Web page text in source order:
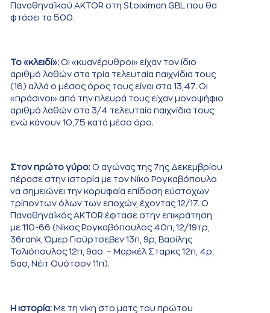
Παναθηναϊκού AKTOR στη Stoiximan GBL που θα
φτάσει τα 500.
Το «κλειδί»: Οι «κυανέρυθροι» είχαν τον ίδιο
αριθμό λαθών στα τρία τελευταία παιχνίδια τους
(16) αλλά ο μέσος όρος τους είναι στα 13,47. Οι
«πράσινοι» από την πλευρά τους είχαν μονοψήφιο
αριθμό λαθών στα 3/4 τελευταία παιχνίδια τους
ενώ κάνουν 10,75 κατά μέσο όρο.
Στον πρώτο γύρο: Ο αγώνας της 7ης Δεκεμβρίου
πέρασε στην ιστορία με τον Νίκο Ρογκαβόπουλο
να σημειώνει την κορυφαία επίδοση εύστοχων
τρίποντων όλων των εποχών, έχοντας 12/17. Ο
Παναθηναϊκός AKTOR έφτασε στην επικράτηση
με 110-66 (Νίκος Ρογκαβόπουλος 40π, 12/19τρ,
36rank, Όμερ Γιούρτσεβεν 13π, 9ρ, Βασίλης
Τολιόπουλος 12π, 9ασ. – Μαρκέλ Σταρκς 12π, 4ρ,
5ασ, Νέιτ Ουότσον 11π).
Η ιστορία: Με τη νίκη στο ματς του πρώτου